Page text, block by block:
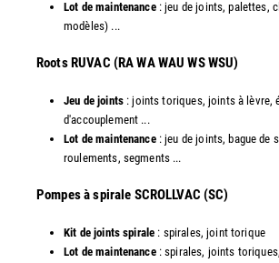
Lot de maintenance: jeu de joints, palettes,
modèles) ...
​Roots RUVAC (RA WA WAU WS WSU)
Jeu de joints: joints toriques, joints à lèvre,
d'accouplement ...
Lot de maintenance : jeu de joints, bague de
roulements, segments ...
​Pompes à spirale SCROLLVAC (SC)
Kit de joints spirale : spirales, joint torique
Lot de maintenance: spirales, joints